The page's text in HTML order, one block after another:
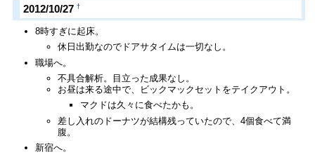
2012/10/27 †
8時すぎに起床。
休日出勤なのでドアサタイムは一切なし。
職場へ。
不具合解析。目立った成果なし。
お昼は来る途中で、ビックマックセットをテイクアウト。
マクドは久々に食べたかも。
差し入れのドーナツが結構残っていたので、4個食べて満
腹。
新宿へ。